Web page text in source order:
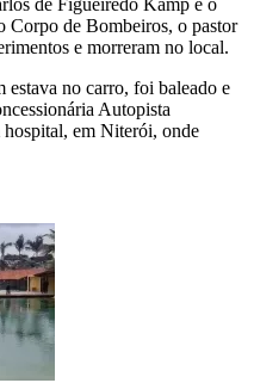
Corpo de Bombeiros, o pastor
e morreram no local.
estava no carro, foi baleado e
Autopista
hospital, em Niterói, onde